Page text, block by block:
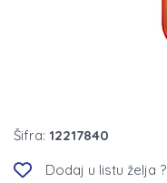
Šifra: 12217840
Dodaj u listu želja ?